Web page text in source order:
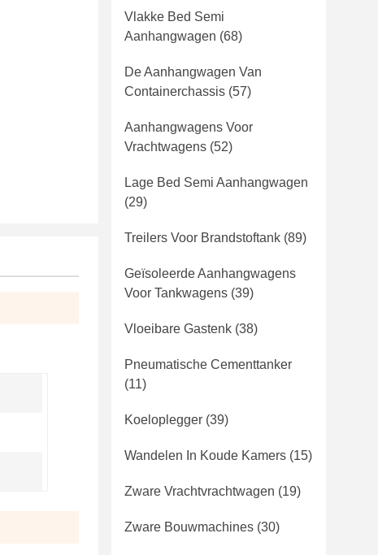
Vlakke Bed Semi
Aanhangwagen (68)
De Aanhangwagen Van
Containerchassis (57)
Aanhangwagens Voor
Vrachtwagens (52)
Lage Bed Semi Aanhangwagen
(29)
Treilers Voor Brandstoftank (89)
Geïsoleerde Aanhangwagens
Voor Tankwagens (39)
Vloeibare Gastenk (38)
Pneumatische Cementtanker
(11)
Koeloplegger (39)
Wandelen In Koude Kamers (15)
Zware Vrachtvrachtwagen (19)
Zware Bouwmachines (30)